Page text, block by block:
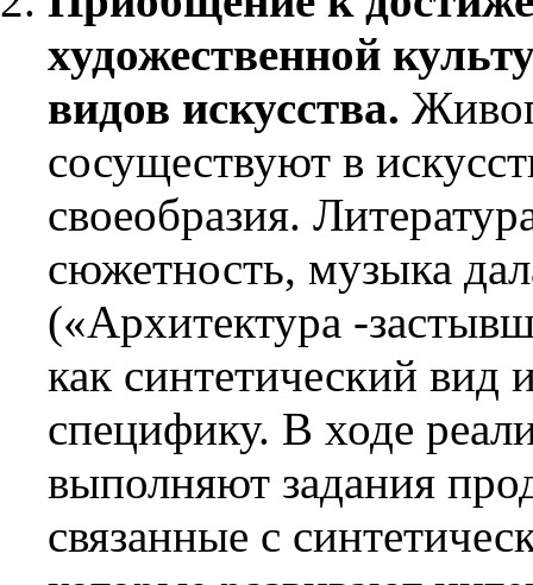
художественной
видов искусства.
сосуществуют в
своеобразия.
сюжетность, музыка
(«Архитектура -
как синтетический вид
специфику. В ходе
выполняют задания
связанные с